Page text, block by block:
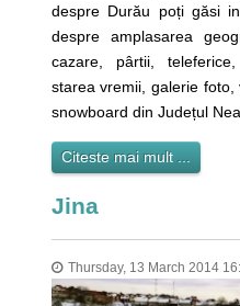
despre Durău poți găsi
despre amplasarea
cazare, pârtii,
starea vremii, galerie
snowboard din Județul
Citeste mai mult ...
Jina
Thursday, 13 March 2014